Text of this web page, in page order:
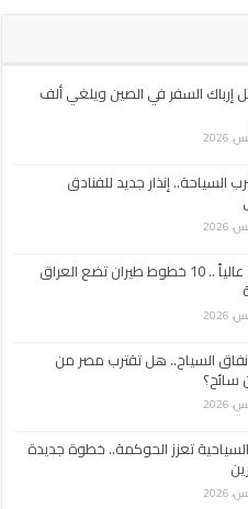
إرباك السفر في الصين ويلغي ألف
السياحة.. إنذار جديد للفنادق
الطائر الأخضر ييحلق عالياً .. 10 خطوط طيران تضع العراق
إنفاق السياح.. هل تقترب مصر من
تعزز الحوكمة.. خطوة جديدة